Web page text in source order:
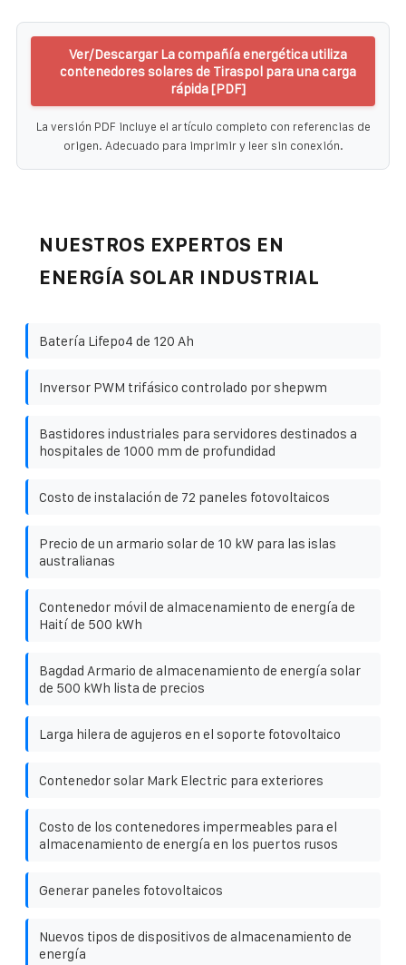
Ver/Descargar La compañía energética utiliza
contenedores solares de Tiraspol para una carga
rápida [PDF]
La versión PDF incluye el artículo completo con referencias de
origen. Adecuado para imprimir y leer sin conexión.
NUESTROS EXPERTOS EN
ENERGÍA SOLAR INDUSTRIAL
Batería Lifepo4 de 120 Ah
Inversor PWM trifásico controlado por shepwm
Bastidores industriales para servidores destinados a
hospitales de 1000 mm de profundidad
Costo de instalación de 72 paneles fotovoltaicos
Precio de un armario solar de 10 kW para las islas
australianas
Contenedor móvil de almacenamiento de energía de
Haití de 500 kWh
Bagdad Armario de almacenamiento de energía solar
de 500 kWh lista de precios
Larga hilera de agujeros en el soporte fotovoltaico
Contenedor solar Mark Electric para exteriores
Costo de los contenedores impermeables para el
almacenamiento de energía en los puertos rusos
Generar paneles fotovoltaicos
Nuevos tipos de dispositivos de almacenamiento de
energía